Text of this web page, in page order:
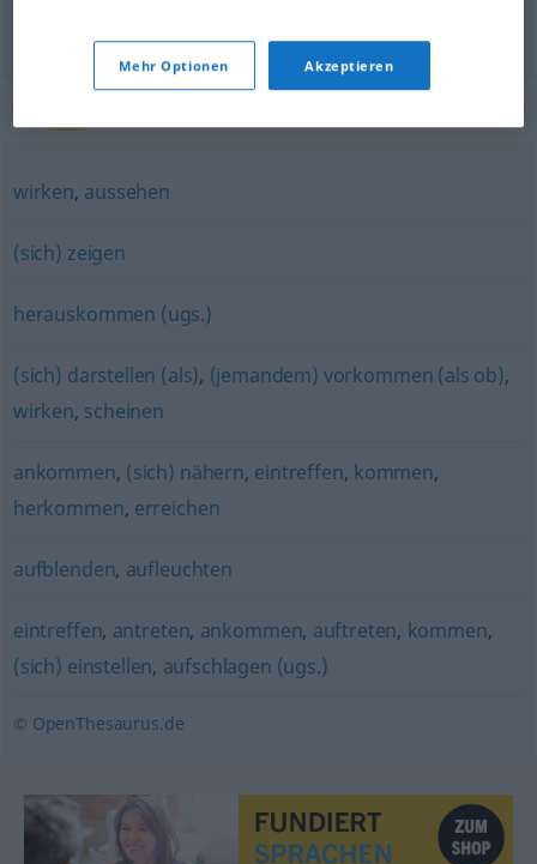
wirken, aussehen
(sich) zeigen
herauskommen (ugs.)
(sich) darstellen (als), (jemandem) vorkommen (als ob),
wirken, scheinen
ankommen, (sich) nähern, eintreffen, kommen,
herkommen, erreichen
aufblenden, aufleuchten
eintreffen, antreten, ankommen, auftreten, kommen,
(sich) einstellen, aufschlagen (ugs.)
© OpenThesaurus.de
Mehr Optionen Akzeptieren